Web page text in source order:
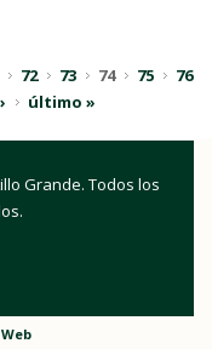
72 73 74 75
76
último »
Grande. Todos los